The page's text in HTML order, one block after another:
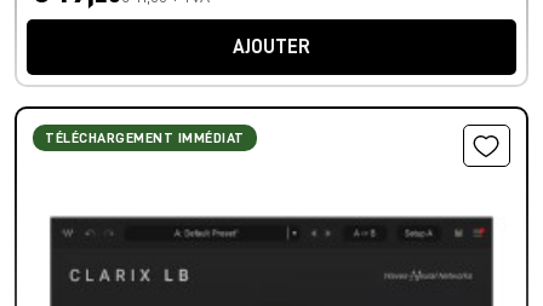
AJOUTER
TÉLÉCHARGEMENT IMMÉDIAT